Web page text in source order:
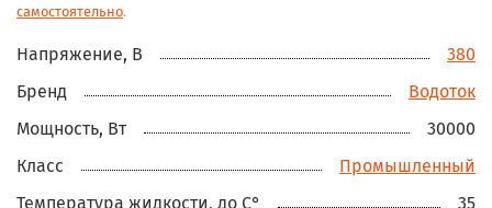
самостоятельно.
Напряжение, В
380
Бренд
Водоток
Мощность, Вт
30000
Класс
Промышленный
Температура жидкости, до С°
35